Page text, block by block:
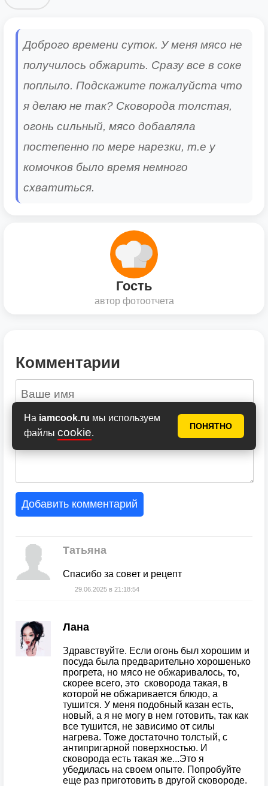
На iamcook.ru мы используем
файлы cookie.
ПОНЯТНО
Доброго времени суток. У меня мясо не
получилось обжарить. Сразу все в соке
поплыло. Подскажите пожалуйста что
я делаю не так? Сковорода толстая,
огонь сильный, мясо добавляла
постепенно по мере нарезки, т.е у
комочков было время немного
схватиться.
Гость
автор фотоотчета
Комментарии
Добавить комментарий
Татьяна
Спасибо за совет и рецепт
29.06.2025в 21:18:54
Лана
Здравствуйте. Если огонь был хорошим и
посуда была предварительно хорошенько
прогрета, но мясо не обжаривалось, то,
скорее всего, это сковорода такая, в
которой не обжаривается блюдо, а
тушится. У меня подобный казан есть,
новый, а я не могу в нем готовить, так как
все тушится, не зависимо от силы
нагрева. Тоже достаточно толстый, с
антипригарной поверхностью. И
сковорода есть такая же...Это я
убедилась на своем опыте. Попробуйте
еще раз приготовить в другой сковороде.